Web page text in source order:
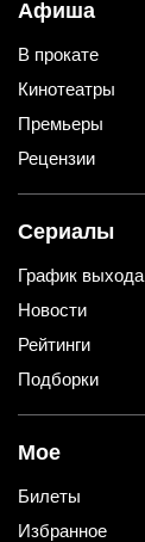
Афиша
В прокате
Кинотеатры
Премьеры
Рецензии
Сериалы
График выхода
Новости
Рейтинги
Подборки
Мое
Билеты
Избранное